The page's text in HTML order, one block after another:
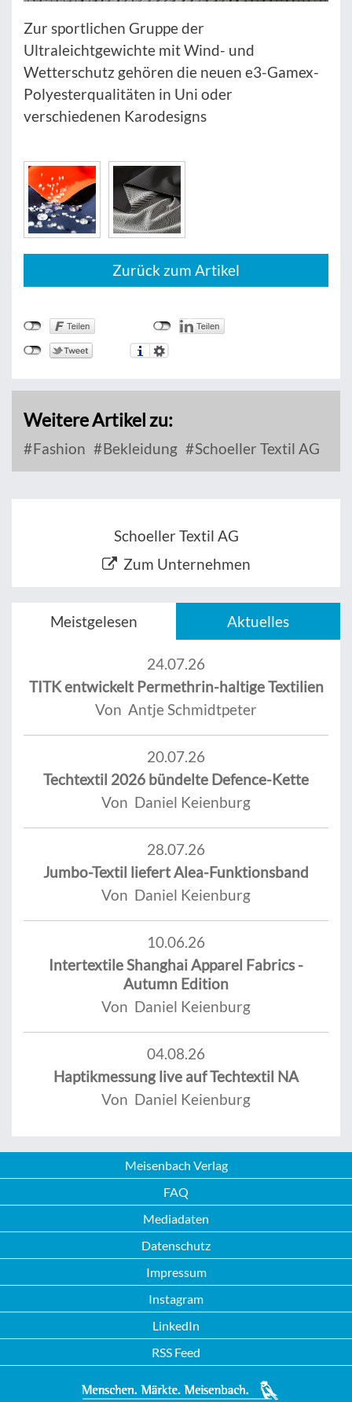
Zur sportlichen Gruppe der
Ultraleichtgewichte mit Wind- und
Wetterschutz gehören die neuen e3-Gamex-
Polyesterqualitäten in Uni oder
verschiedenen Karodesigns
Zurück zum Artikel
Weitere Artikel zu:
Fashion Bekleidung Schoeller Textil AG
Schoeller Textil AG
Zum Unternehmen
Meistgelesen Aktuelles
24.07.26
TITK entwickelt Permethrin-haltige Textilien
Von Antje Schmidtpeter
20.07.26
Techtextil 2026 bündelte Defence-Kette
Von Daniel Keienburg
28.07.26
Jumbo-Textil liefert Alea-Funktionsband
Von Daniel Keienburg
10.06.26
Intertextile Shanghai Apparel Fabrics -
Autumn Edition
Von Daniel Keienburg
04.08.26
Haptikmessung live auf Techtextil NA
Von Daniel Keienburg
Meisenbach Verlag
FAQ
Mediadaten
Datenschutz
Impressum
Instagram
LinkedIn
RSS Feed